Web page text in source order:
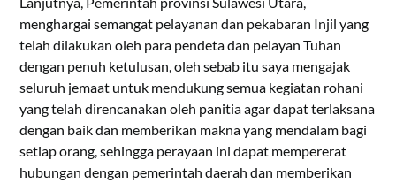
menghargai semangat pelayanan dan pekabaran Injil yang
telah dilakukan oleh para pendeta dan pelayan Tuhan
dengan penuh ketulusan, oleh sebab itu saya mengajak
seluruh jemaat untuk mendukung semua kegiatan rohani
yang telah direncanakan oleh panitia agar dapat terlaksana
dengan baik dan memberikan makna yang mendalam bagi
setiap orang, sehingga perayaan ini dapat mempererat
hubungan dengan pemerintah daerah dan memberikan